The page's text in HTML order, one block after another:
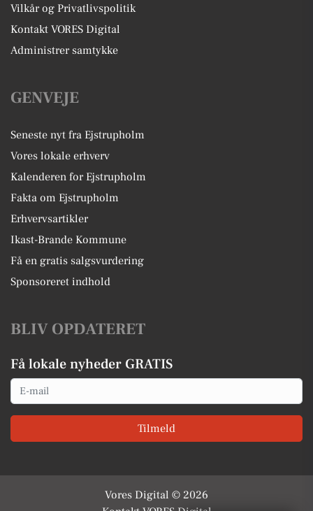
Vilkår og Privatlivspolitik
Kontakt VORES Digital
Administrer samtykke
GENVEJE
Seneste nyt fra Ejstrupholm
Vores lokale erhverv
Kalenderen for Ejstrupholm
Fakta om Ejstrupholm
Erhvervsartikler
Ikast-Brande Kommune
Få en gratis salgsvurdering
Sponsoreret indhold
BLIV OPDATERET
Få lokale nyheder GRATIS
Email
Tilmeld
Vores Digital © 2026